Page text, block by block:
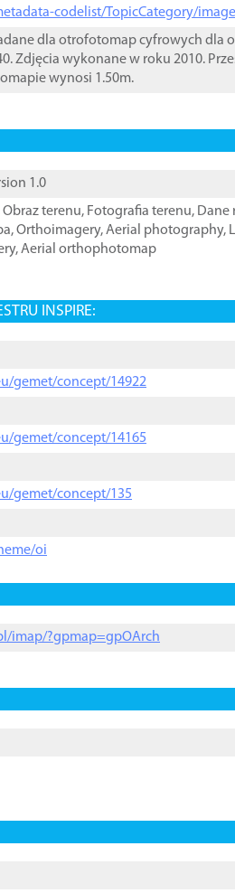
codelist/TopicCategory/
dla otrofotomap cyfrowych dla
Zdjęcia wykonane w roku 2010.
wynosi 1.50m.
1.0
Obraz terenu, Fotografia terenu, Dane
,Orthoimagery,Aerial photography,
,Aerial orthophotomap
INSPIRE:
gemet/concept/14922
gemet/concept/14165
gemet/concept/135
oi
imap/?gpmap=gpOArch